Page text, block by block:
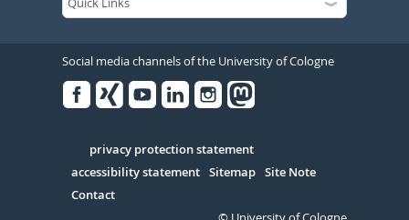
Social media channels of the University of Cologne
Serivce
privacy protection statement
accessibility statement Sitemap Site Note
Contact